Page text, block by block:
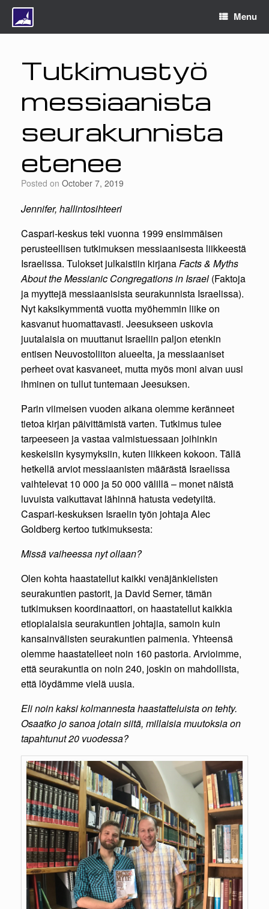
Menu
Tutkimustyö
messiaanista
seurakunnista
etenee
Posted on October 7, 2019
Jennifer, hallintosihteeri
Caspari-keskus teki vuonna 1999 ensimmäisen
perusteellisen tutkimuksen messiaanisesta liikkeestä
Israelissa. Tulokset julkaistiin kirjanaFacts & Myths
About the Messianic Congregations in Israel (Faktoja
ja myyttejä messiaanisista seurakunnista Israelissa).
Nyt kaksikymmentä vuotta myöhemmin liike on
kasvanut huomattavasti. Jeesukseen uskovia
juutalaisia on muuttanut Israeliin paljon etenkin
entisen Neuvostoliiton alueelta, ja messiaaniset
perheet ovat kasvaneet, mutta myös moni aivan uusi
ihminen on tullut tuntemaan Jeesuksen.
Parin viimeisen vuoden aikana olemme keränneet
tietoa kirjan päivittämistä varten. Tutkimus tulee
tarpeeseen ja vastaa valmistuessaan joihinkin
keskeisiin kysymyksiin, kuten liikkeen kokoon. Tällä
hetkellä arviot messiaanisten määrästä Israelissa
vaihtelevat 10 000 ja 50 000 välillä – monet näistä
luvuista vaikuttavat lähinnä hatusta vedetyiltä.
Caspari-keskuksen Israelin työn johtaja Alec
Goldberg kertoo tutkimuksesta:
Missä vaiheessa nyt ollaan?
Olen kohta haastatellut kaikki venäjänkielisten
seurakuntien pastorit, ja David Serner, tämän
tutkimuksen koordinaattori, on haastatellut kaikkia
etiopialaisia seurakuntien johtajia, samoin kuin
kansainvälisten seurakuntien paimenia. Yhteensä
olemme haastatelleet noin 160 pastoria. Arvioimme,
että seurakuntia on noin 240, joskin on mahdollista,
että löydämme vielä uusia.
Eli noin kaksi kolmannesta haastatteluista on tehty.
Osaatko jo sanoa jotain siitä, millaisia muutoksia on
tapahtunut 20 vuodessa?